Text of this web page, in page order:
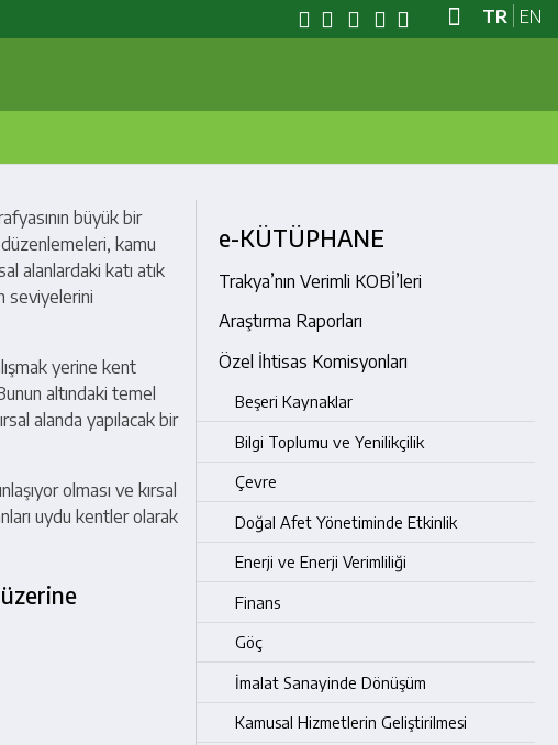
TR EN
büyük bir
kamu
alanlardaki katı atık
seviyelerini
yerine kent
altındaki temel
alanda yapılacak bir
olması ve kırsal
uydu kentler olarak
e-KÜTÜPHANE
Trakya’nın Verimli KOBİ’leri
Araştırma Raporları
Özel İhtisas Komisyonları
Beşeri Kaynaklar
Bilgi Toplumu ve Yenilikçilik
Çevre
Doğal Afet Yönetiminde Etkinlik
Enerji ve Enerji Verimliliği
Finans
Göç
İmalat Sanayinde Dönüşüm
Kamusal Hizmetlerin Geliştirilmesi